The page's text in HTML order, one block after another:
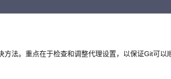
法。重点在于检查和调整代理设置，以保证Git可以